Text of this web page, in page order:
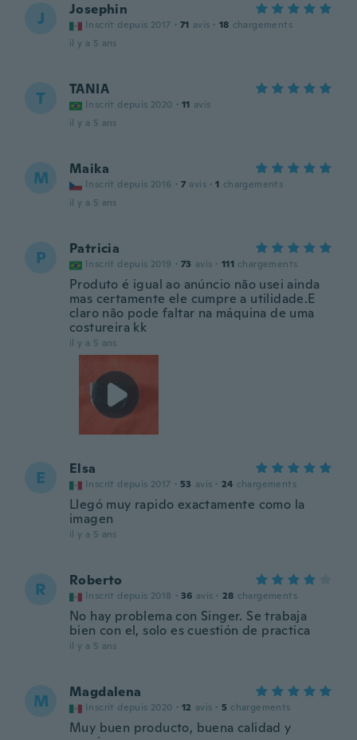
J Josephin
Inscrit depuis 2017 · 71 avis · 18 chargements
il y a 5 ans
T TANIA
Inscrit depuis 2020 · 11 avis
il y a 5 ans
M Maika
Inscrit depuis 2016 · 7 avis · 1 chargements
il y a 5 ans
P Patricia
Inscrit depuis 2019 · 73 avis · 111 chargements
Produto é igual ao anúncio não usei ainda
mas certamente ele cumpre a utilidade.E
claro não pode faltar na máquina de uma
costureira kk
il y a 5 ans
E Elsa
Inscrit depuis 2017 · 53 avis · 24 chargements
Llegó muy rapido exactamente como la
imagen
il y a 5 ans
R Roberto
Inscrit depuis 2018 · 36 avis · 28 chargements
No hay problema con Singer. Se trabaja
bien con el, solo es cuestión de practica
il y a 5 ans
M Magdalena
Inscrit depuis 2020 · 12 avis · 5 chargements
Muy buen producto, buena calidad y